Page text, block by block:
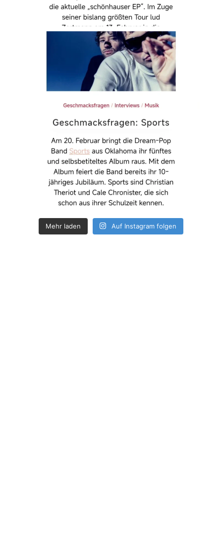
Mehr laden Auf Instagram folgen